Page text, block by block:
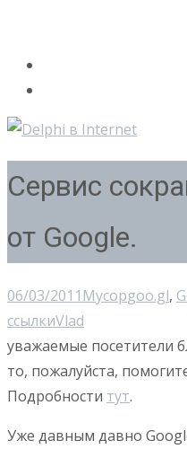
Сервис
от Google.
06/03/2011 Мусорgoo.gl,
ссылкиVlad
уважаемые посетители
то, пожалуйста,
Подробности тут.
Уже давным давно